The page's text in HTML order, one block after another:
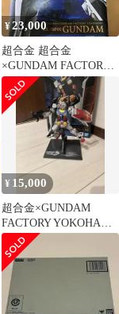
¥23,000
超合金 超合金
×GUNDAM FACTORY
YOKOHAMA RX-
78F0…
¥ 15,000
超合金×GUNDAM
FACTORY YOKOHAMA
RX-78F00